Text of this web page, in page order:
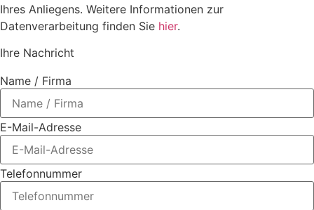
Ihres Anliegens. Weitere Informationen zur
Datenverarbeitung finden Sie hier.
Ihre Nachricht
Name / Firma
E-Mail-Adresse
Telefonnummer